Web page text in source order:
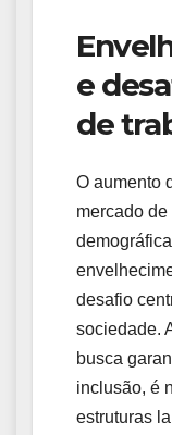
e
de
O aumento
mercado
desafio
sociedade.
busca
inclusão, é
estruturas